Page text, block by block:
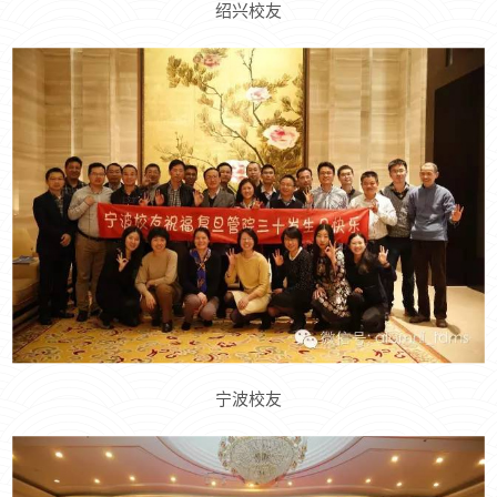
绍兴校友
宁波校友